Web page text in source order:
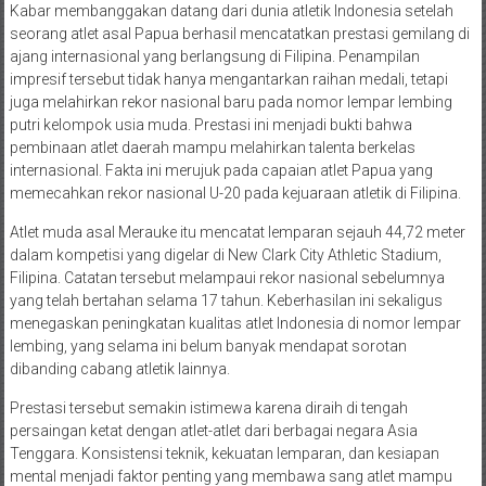
Kabar membanggakan datang dari dunia atletik Indonesia setelah
seorang atlet asal Papua berhasil mencatatkan prestasi gemilang di
ajang internasional yang berlangsung di Filipina. Penampilan
impresif tersebut tidak hanya mengantarkan raihan medali, tetapi
juga melahirkan rekor nasional baru pada nomor lempar lembing
putri kelompok usia muda. Prestasi ini menjadi bukti bahwa
pembinaan atlet daerah mampu melahirkan talenta berkelas
internasional. Fakta ini merujuk pada capaian atlet Papua yang
memecahkan rekor nasional U-20 pada kejuaraan atletik di Filipina.
Atlet muda asal Merauke itu mencatat lemparan sejauh 44,72 meter
dalam kompetisi yang digelar di New Clark City Athletic Stadium,
Filipina. Catatan tersebut melampaui rekor nasional sebelumnya
yang telah bertahan selama 17 tahun. Keberhasilan ini sekaligus
menegaskan peningkatan kualitas atlet Indonesia di nomor lempar
lembing, yang selama ini belum banyak mendapat sorotan
dibanding cabang atletik lainnya.
Prestasi tersebut semakin istimewa karena diraih di tengah
persaingan ketat dengan atlet-atlet dari berbagai negara Asia
Tenggara. Konsistensi teknik, kekuatan lemparan, dan kesiapan
mental menjadi faktor penting yang membawa sang atlet mampu